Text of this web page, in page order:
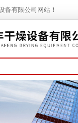
备有限公司网站！